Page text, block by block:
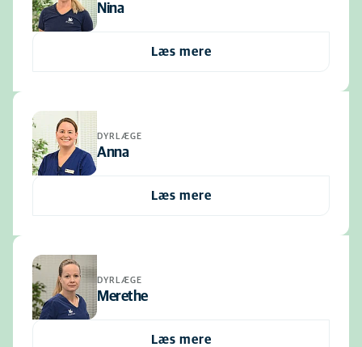
Nina
Læs mere
DYRLÆGE
Anna
Læs mere
DYRLÆGE
Merethe
Læs mere